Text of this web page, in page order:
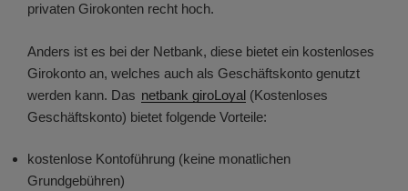
privaten Girokonten recht hoch.
Anders ist es bei der Netbank, diese bietet ein kostenloses
Girokonto an, welches auch als Geschäftskonto genutzt
werden kann. Das netbank giroLoyal (Kostenloses
Geschäftskonto) bietet folgende Vorteile:
kostenlose Kontoführung (keine monatlichen
Grundgebühren)